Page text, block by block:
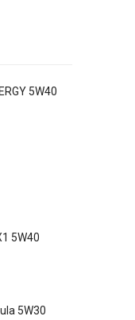
5W40
5W40
5W30